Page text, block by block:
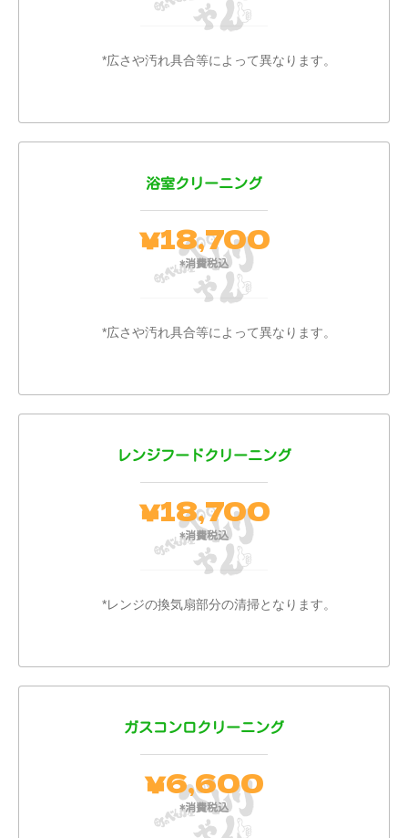
*広さや汚れ具合等によって異なります。
浴室クリーニング
￥18,700
*消費税込
*広さや汚れ具合等によって異なります。
レンジフードクリーニング
￥18,700
*消費税込
*レンジの換気扇部分の清掃となります。
ガスコンロクリーニング
￥6,600
*消費税込